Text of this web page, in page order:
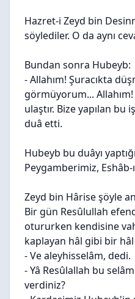
Hazret-i Zeyd bin
söylediler. O da aynı
Bundan sonra Hubeyb:
- Allahım! Şuracıkta
görmüyorum... Allahım!
ulaştır. Bize yapılan bu
duâ etti.
Hubeyb bu duâyı
Peygamberimiz,
Zeyd bin Hârise şöyle
Bir gün Resûlullah
otururken kendisine
kaplayan hâl gibi bir hâl
- Ve aleyhisselâm, dedi.
- Yâ Resûlallah bu
verdiniz?